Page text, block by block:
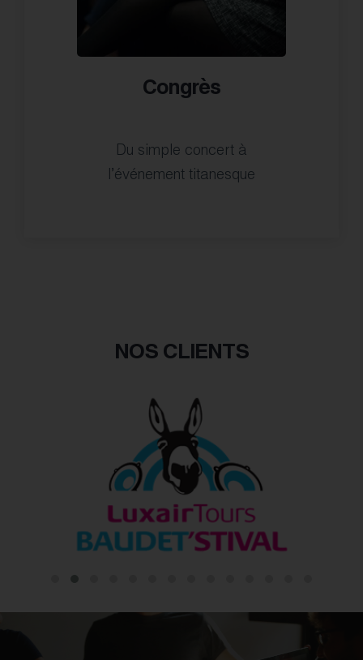
Congrès
Du simple concert à
l’événement titanesque
NOS CLIENTS